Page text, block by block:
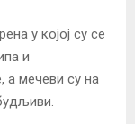
у којој су се
и
а мечеви су на